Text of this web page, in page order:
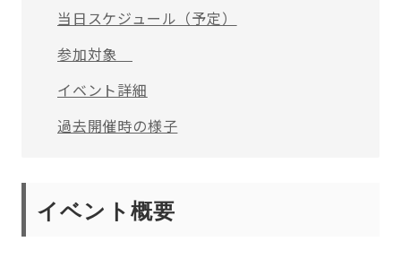
当日スケジュール（予定）
参加対象
イベント詳細
過去開催時の様子
イベント概要